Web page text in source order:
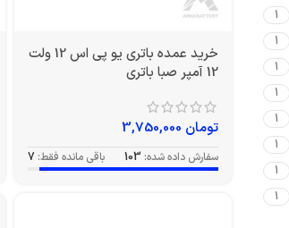
1
1
1
1
1
1
1
1
خرید عمده باتری یو پی اس 12 ولت
12 آمپر صبا باتری
تومان
سفارش داده شده: 103 باقی مانده فقط: 7